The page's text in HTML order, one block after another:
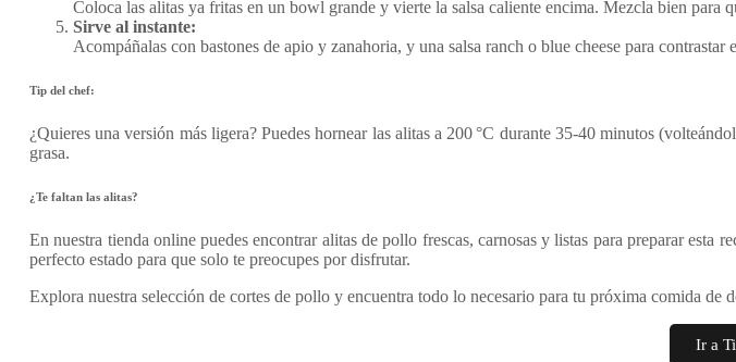
Coloca las alitas ya fritas en un bowl grande y vierte la salsa caliente encima. Mezcla bien para
Sirve al instante:
Acompáñalas con bastones de apio y zanahoria, y una salsa ranch o blue cheese para contrastar
Tip del chef:
¿Quieres una versión más ligera? Puedes hornear las alitas a 200 °C durante 35-40 minutos
grasa.
¿Te faltan las alitas?
En nuestra tienda online puedes encontrar alitas de pollo frescas, carnosas y listas para preparar esta
perfecto estado para que solo te preocupes por disfrutar.
Explora nuestra selección de cortes de pollo y encuentra todo lo necesario para tu próxima comida de
Ir a